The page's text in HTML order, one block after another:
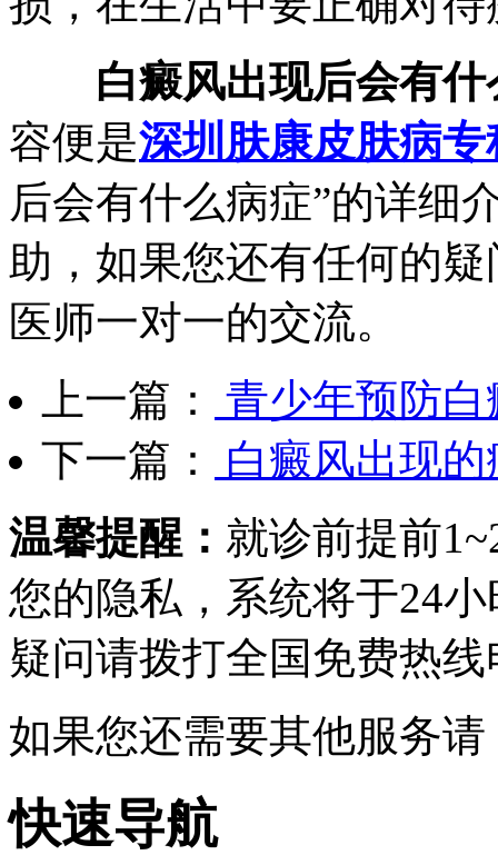
白癜风出现后会有什
容便是深圳肤康皮肤病专
后会有什么病症”的详细
助，如果您还有任何的
医师一对一的交流。
上一篇：
青少年预防
下一篇：
白癜风出现
温馨提醒： 就诊前提前
您的隐私，系统将于24
疑问请拨打全国免费热线
如果您还需要其他服务
快速导航